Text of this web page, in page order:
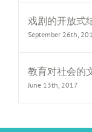
戏剧的开放式
September 26th,
教育对社会的
June 13th, 2017